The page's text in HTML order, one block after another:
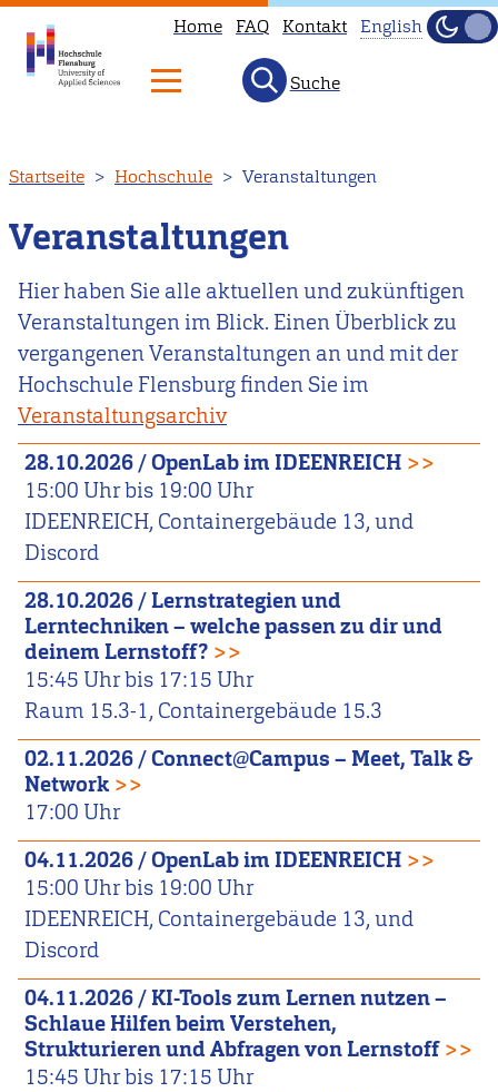
zum
Inhalt
Home FAQ Kontakt
English.
Head
page
English
Hell
Suche
Startseite Hochschule Veranstaltungen
Veranstaltungen
Hier haben Sie alle aktuellen und zukünftigen
Veranstaltungen im Blick. Einen Überblick zu
vergangenen Veranstaltungen an und mit der
Hochschule Flensburg finden Sie im
Veranstaltungsarchiv
28.10.2026/OpenLab im IDEENREICH >>
15:00 Uhr bis 19:00 Uhr
IDEENREICH, Containergebäude 13, und
Discord
28.10.2026/Lernstrategien und
Lerntechniken – welche passen zu dir und
deinem Lernstoff? >>
15:45 Uhr bis 17:15 Uhr
Raum 15.3-1, Containergebäude 15.3
02.11.2026/Connect@Campus – Meet, Talk &
Network >>
17:00 Uhr
04.11.2026/OpenLab im IDEENREICH >>
15:00 Uhr bis 19:00 Uhr
IDEENREICH, Containergebäude 13, und
Discord
04.11.2026/KI-Tools zum Lernen nutzen –
Schlaue Hilfen beim Verstehen,
Strukturieren und Abfragen von Lernstoff >>
15:45 Uhr bis 17:15 Uhr